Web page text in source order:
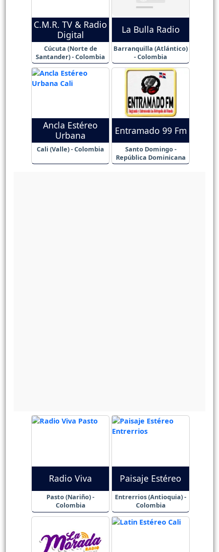
C.M.R. TV & Radio
Digital
Cúcuta (Norte de
Santander) - Colombia
La Bulla Radio
Barranquilla (Atlántico)
- Colombia
Ancla Estéreo
Urbana
Cali (Valle) - Colombia
Entramado 99 Fm
Santo Domingo -
República Dominicana
Radio Viva
Pasto (Nariño) -
Colombia
Paisaje Estéreo
Entrerrios (Antioquia) -
Colombia